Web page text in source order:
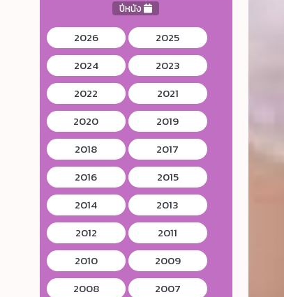
ปีหนัง
2026
2025
2024
2023
2022
2021
2020
2019
2018
2017
2016
2015
2014
2013
2012
2011
2010
2009
2008
2007